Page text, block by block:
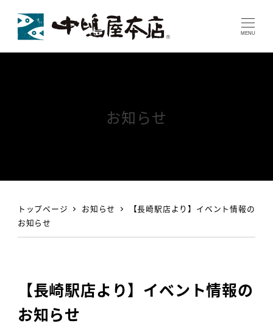
MENU
トップページ お知らせ
【長崎駅店より】イベント情報の
お知らせ
【長崎駅店より】イベント情報の
お知らせ
お知らせ